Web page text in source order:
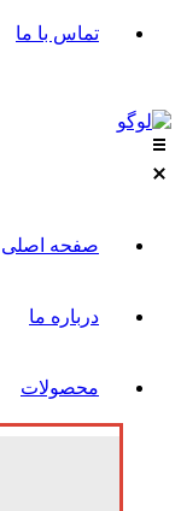
تماس با ما
صفحه اصلی
درباره ما
محصولات